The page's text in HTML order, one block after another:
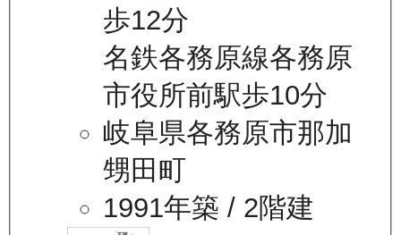
歩12分
名鉄各務原線各務原
市役所前駅歩10分
岐阜県各務原市那加
甥田町
1991年築 / 2階建